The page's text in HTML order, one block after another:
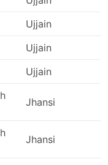
durante os
exigir reserva
pegar o próximo
sua viagem
Ujjain
Ujjain
Ujjain
Jhansi
Jhansi